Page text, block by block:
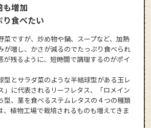
も増加
食べたい
菜ですが、炒め物や鍋、スープなど、加熱
が増し、かさが減るのでたっぷり食べられ
が残るように、短時間で調理するのがポイ
型とサラダ菜のような半結球型がある玉レ
」に代表されるリーフレタス、「ロメイン
型、茎を食べるステムレタスの４つの種類
、植物工場で栽培されるものも増えてきま